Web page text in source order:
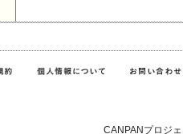
CANPANプロジ